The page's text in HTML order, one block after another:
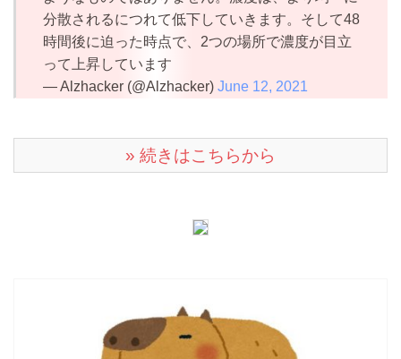
分散されるにつれて低下していきます。そして48
時間後に迫った時点で、2つの場所で濃度が目立
って上昇しています
— Alzhacker (@Alzhacker) June 12, 2021
» 続きはこちらから